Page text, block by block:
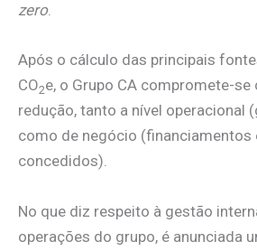
zero.
Após o cálculo das principais
CO2e, o Grupo CA compromete-
redução, tanto a nível operacional
como de negócio (financiamentos
concedidos).
No que diz respeito à gestão
operações do grupo, é anunciada